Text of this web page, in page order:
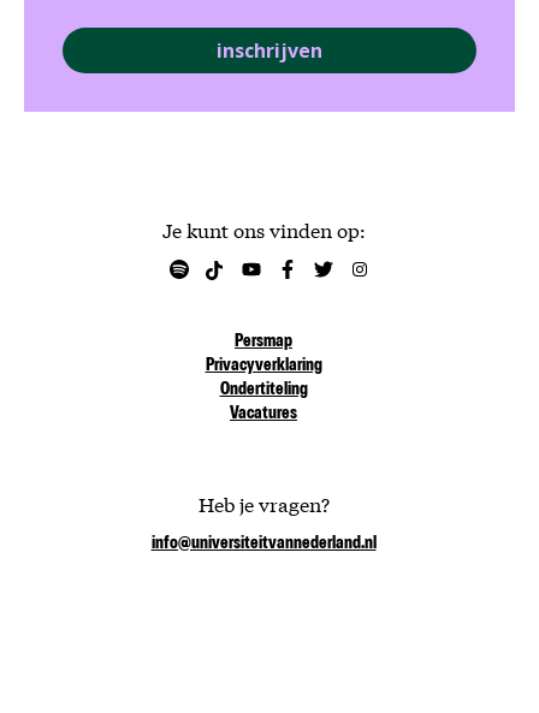
Je kunt ons vinden op:
Persmap
Privacyverklaring
Ondertiteling
Vacatures
Heb je vragen?
info@universiteitvannederland.nl
inschrijven